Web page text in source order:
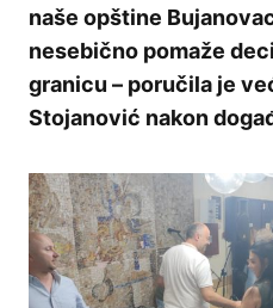
naše opštine
nesebično pomaže
granicu – poručila je
Stojanović nakon